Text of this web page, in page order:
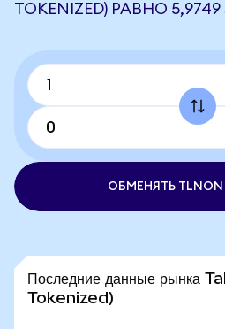
TOKENIZED) РАВНО 5,9749
ОБМЕНЯТЬ TLNON
Последние данные рынка
Tokenized)